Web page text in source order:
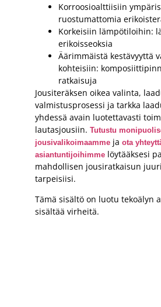
Korroosioalttiisiin
ruostumattomia
Korkeisiin lämpötiloihin:
erikoisseoksia
Äärimmäistä kestävyyttä
kohteisiin:
ratkaisuja
Jousiteräksen oikea valinta,
valmistusprosessi ja tarkka
yhdessä avain luotettavasti
lautasjousiin. Tutustu
jousivalikoimaamme ja ota
asiantuntijoihimme löytääksesi
mahdollisen jousiratkaisun
tarpeisiisi.
Tämä sisältö on luotu tekoälyn
sisältää virheitä.